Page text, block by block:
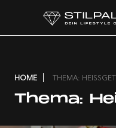
HOME THEMA:
Thema: